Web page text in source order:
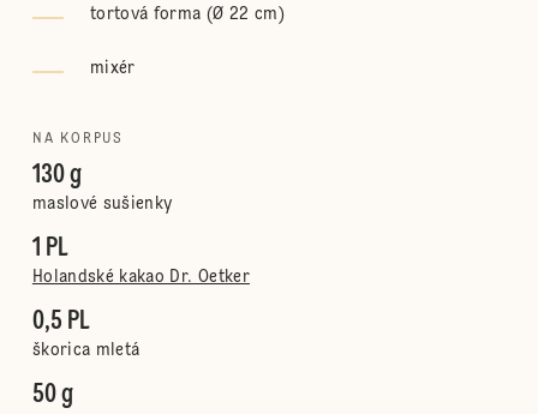
tortová forma (Ø 22 cm)
mixér
NA KORPUS
130 g
maslové sušienky
1 PL
Holandské kakao Dr. Oetker
0,5 PL
škorica mletá
50 g